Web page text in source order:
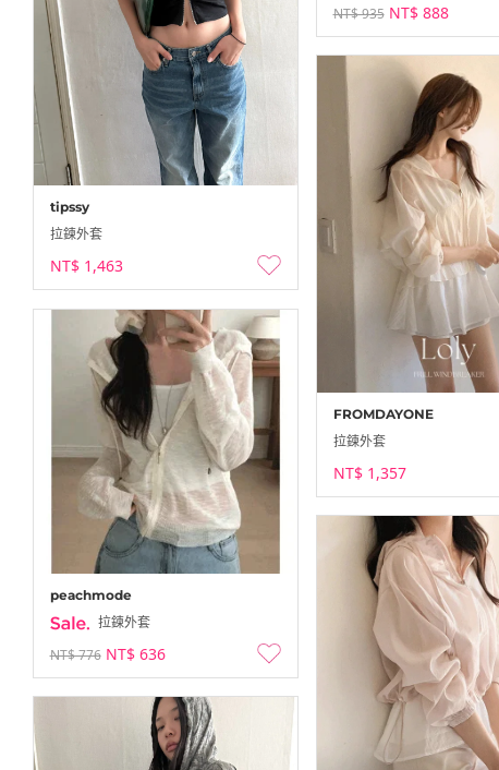
NT$ 935 NT$ 888
tipssy
拉鍊外套
NT$ 1,463
FROMDAYONE
拉鍊外套
NT$ 1,357
peachmode
拉鍊外套
NT$ 776 NT$ 636